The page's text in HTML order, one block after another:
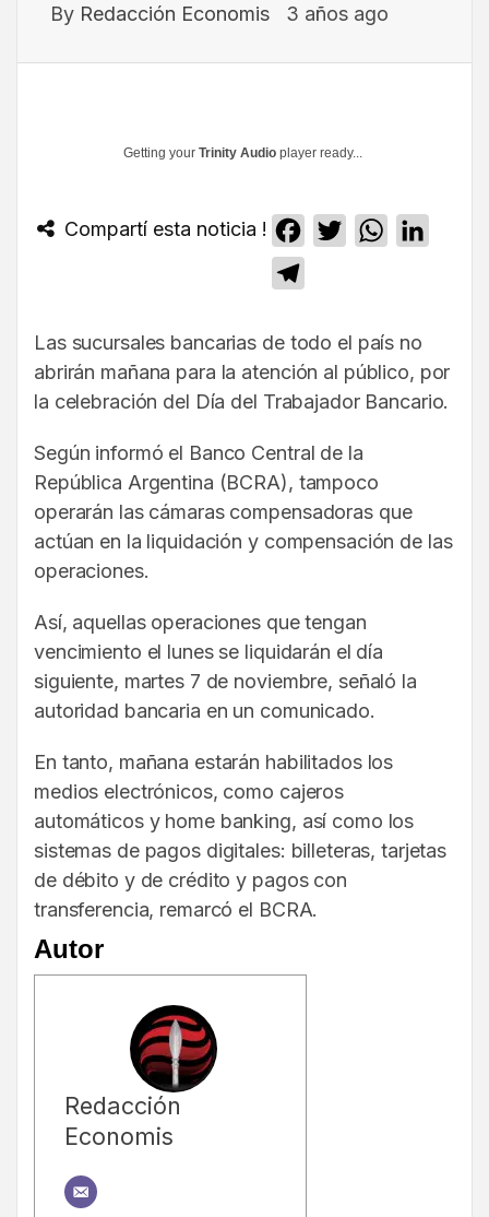
By Redacción Economis 3 años ago
Getting your Trinity Audio player ready...
Compartí esta noticia ! Facebook
TwitterWhatsApp
Las sucursales bancarias de todo el país no
abrirán mañana para la atención al público, por
la celebración del Día del Trabajador Bancario.
Según informó el Banco Central de la
República Argentina (BCRA), tampoco
operarán las cámaras compensadoras que
actúan en la liquidación y compensación de las
operaciones.
Así, aquellas operaciones que tengan
vencimiento el lunes se liquidarán el día
siguiente, martes 7 de noviembre, señaló la
autoridad bancaria en un comunicado.
En tanto, mañana estarán habilitados los
medios electrónicos, como cajeros
automáticos y home banking, así como los
sistemas de pagos digitales: billeteras, tarjetas
de débito y de crédito y pagos con
transferencia, remarcó el BCRA.
Autor
Redacción
Economis